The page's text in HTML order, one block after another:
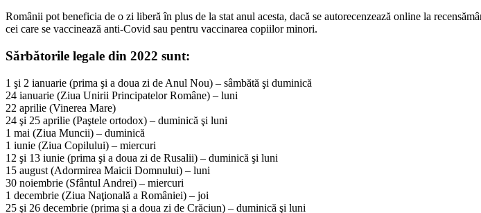
Românii pot beneficia de o zi liberă în plus de la stat anul acesta, dacă se autorecenzează online la
cei care se vaccinează anti-Covid sau pentru vaccinarea copiilor minori.
Sărbătorile legale din 2022 sunt:
1 şi 2 ianuarie (prima şi a doua zi de Anul Nou) – sâmbătă şi duminică
24 ianuarie (Ziua Unirii Principatelor Române) – luni
22 aprilie (Vinerea Mare)
24 şi 25 aprilie (Paştele ortodox) – duminică şi luni
1 mai (Ziua Muncii) – duminică
1 iunie (Ziua Copilului) – miercuri
12 şi 13 iunie (prima şi a doua zi de Rusalii) – duminică şi luni
15 august (Adormirea Maicii Domnului) – luni
30 noiembrie (Sfântul Andrei) – miercuri
1 decembrie (Ziua Naţională a României) – joi
25 şi 26 decembrie (prima şi a doua zi de Crăciun) – duminică şi luni